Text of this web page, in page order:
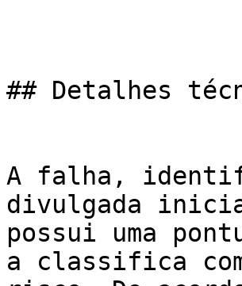
## Detalhes
A falha,
divulgada
possui uma
a classifica